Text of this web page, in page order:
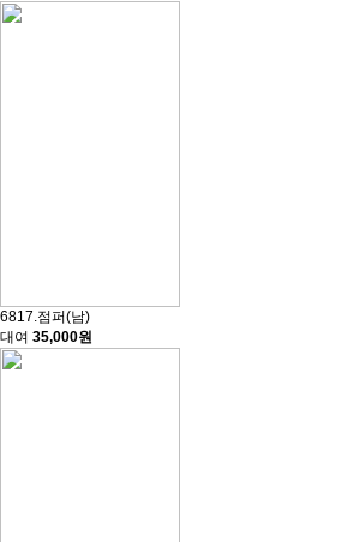
6817.점퍼(남)
대여 35,000원